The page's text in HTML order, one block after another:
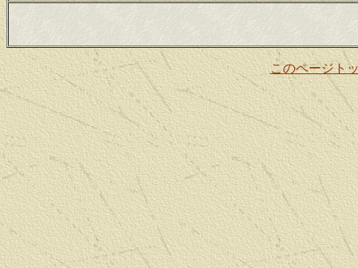
このページト